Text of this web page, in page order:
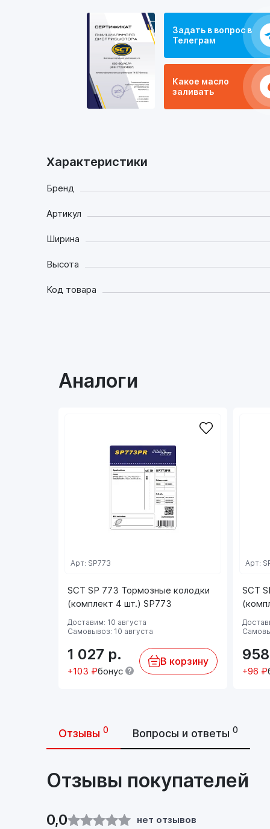
Задать в вопрос в
Телеграм
Какое масло
заливать
Характеристики
Бренд
Артикул
Ширина
Высота
Код товара
Аналоги
SCT SP 773 Тормозные колодки
(комплект 4 шт.) SP773
Арт: SP773
Доставим: 10 августа
Самовывоз: 10 августа
1 027 р.
+103 ₽бонус
В корзину
SCT
Арт:
958
+96 ₽
Отзывы 0 Вопросы и ответы 0
Отзывы покупателей
0,0 нет отзывов